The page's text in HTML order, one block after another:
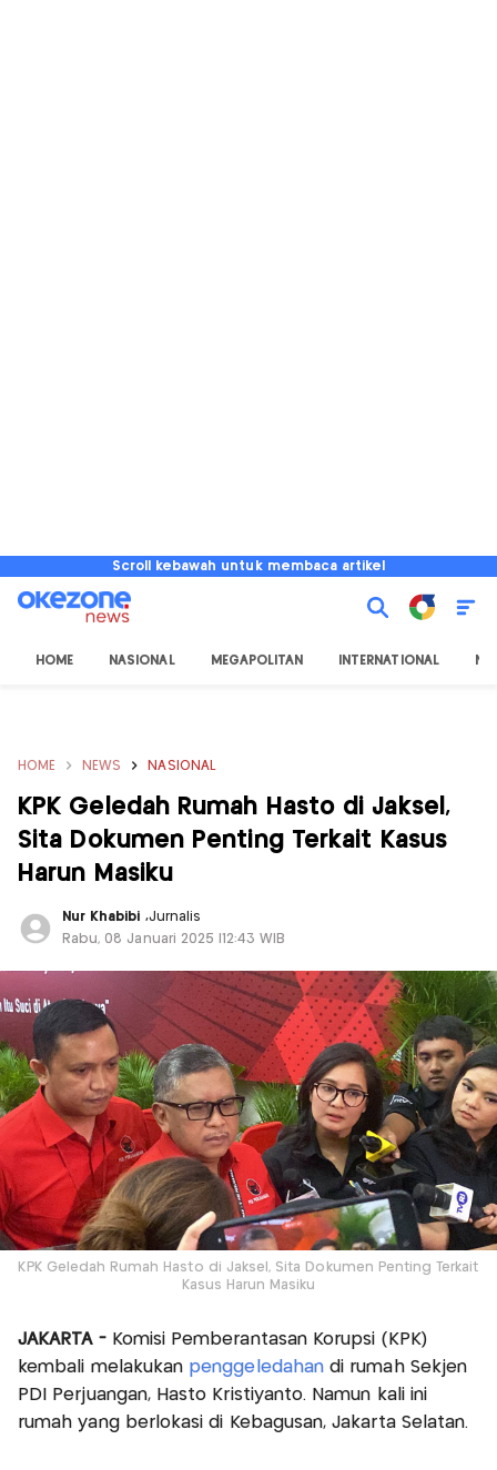
Scroll kebawah untuk membaca artikel
HOME NASIONAL MEGAPOLITAN INTERNATIONAL
HOME NEWS NASIONAL
KPK Geledah Rumah Hasto di Jaksel,
Sita Dokumen Penting Terkait Kasus
Harun Masiku
Nur Khabibi ,Jurnalis
Rabu, 08 Januari 2025 |12:43 WIB
KPK Geledah Rumah Hasto di Jaksel, Sita Dokumen Penting Terkait
Kasus Harun Masiku
JAKARTA -Komisi Pemberantasan Korupsi (KPK)
kembali melakukan penggeledahan di rumah Sekjen
PDI Perjuangan, Hasto Kristiyanto. Namun kali ini
rumah yang berlokasi di Kebagusan, Jakarta Selatan.